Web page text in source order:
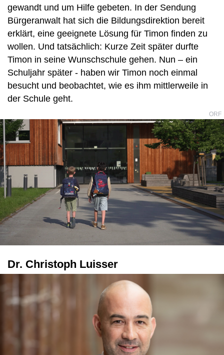
gewandt und um Hilfe gebeten. In der Sendung
Bürgeranwalt hat sich die Bildungsdirektion bereit
erklärt, eine geeignete Lösung für Timon finden zu
wollen. Und tatsächlich: Kurze Zeit später durfte
Timon in seine Wunschschule gehen. Nun – ein
Schuljahr später - haben wir Timon noch einmal
besucht und beobachtet, wie es ihm mittlerweile in
der Schule geht.
ORF
Dr. Christoph Luisser